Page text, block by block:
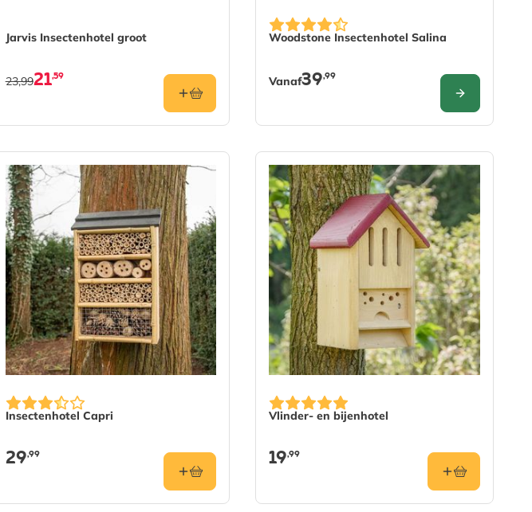
Jarvis Insectenhotel groot
21,59
23,99
Woodstone Insectenhotel Salina
De prijs is afhankelijk van de gekozen
Vanaf39,99
CONFIGURE
Insectenhotel Capri
29,99
Vlinder- en bijenhotel
19,99